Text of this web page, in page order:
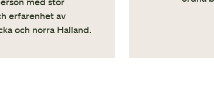
erfarenhet av
och norra Halland.